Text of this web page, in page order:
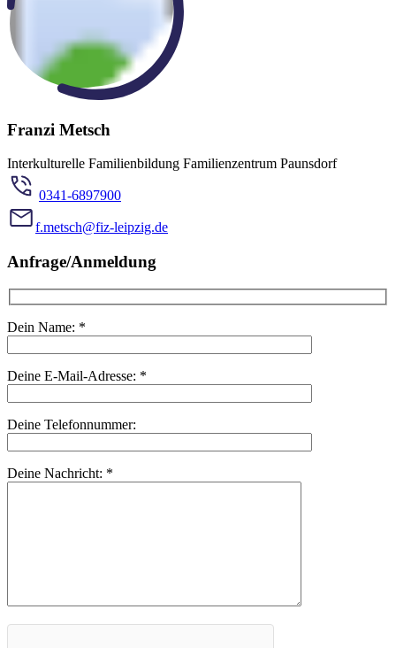
Franzi Metsch
Interkulturelle Familienbildung Familienzentrum Paunsdorf
0341-6897900
f.metsch@fiz-leipzig.de
Anfrage/Anmeldung
Dein Name: *
Deine E-Mail-Adresse: *
Deine Telefonnummer:
Deine Nachricht: *